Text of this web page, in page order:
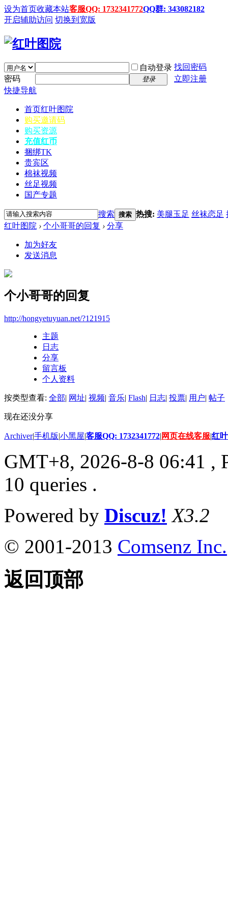
设为首页收藏本站客服QQ: 1732341772QQ群: 343082182
开启辅助访问 切换到宽版
自动登录 找回密码
密码
登录
立即注册
快捷导航
首页红叶图院
购买邀请码
购买资源
充值红币
捆绑TK
贵宾区
棉袜视频
丝足视频
国产专题
搜索 搜索 热搜: 美腿玉足 丝袜恋足
红叶图院 › 个小哥哥的回复 › 分享
加为好友
发送消息
个小哥哥的回复
http://hongyetuyuan.net/?121915
主题
日志
分享
留言板
个人资料
按类型查看: 全部| 网址| 视频| 音乐| Flash| 日志| 投票| 用户| 帖子
现在还没分享
Archiver|手机版|小黑屋|客服QQ: 1732341772| 网页在线客服|红
GMT+8, 2026-8-8 06:41 ,
10 queries .
Powered by Discuz! X3.2
© 2001-2013 Comsenz Inc.
返回顶部